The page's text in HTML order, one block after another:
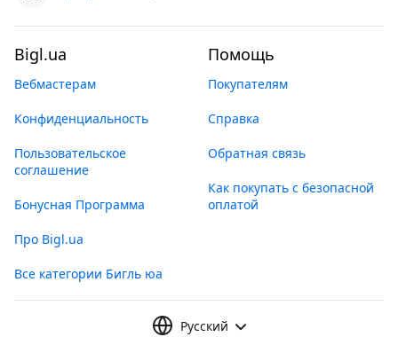
Bigl.ua
Вебмастерам
Конфиденциальность
Пользовательское
соглашение
Бонусная Программа
Про Bigl.ua
Все категории Бигль юа
Помощь
Покупателям
Справка
Обратная связь
Как покупать с безопасной
оплатой
Русский